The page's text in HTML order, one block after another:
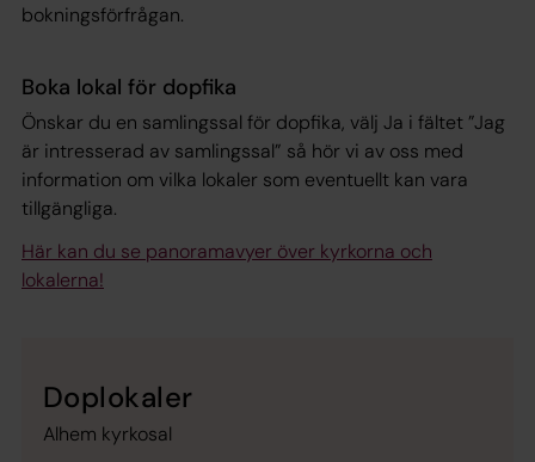
bokningsförfrågan.
Boka lokal för dopfika
Önskar du en samlingssal för dopfika, välj Ja i fältet ”Jag
är intresserad av samlingssal” så hör vi av oss med
information om vilka lokaler som eventuellt kan vara
tillgängliga.
Här kan du se panoramavyer över kyrkorna och
lokalerna!
Doplokaler
Alhem kyrkosal